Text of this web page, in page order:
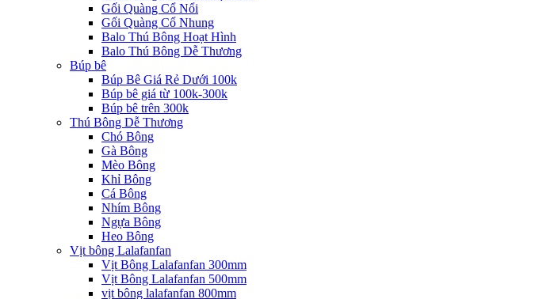
Gối Quàng Cổ Nổi
Gối Quàng Cổ Nhung
Balo Thú Bông Hoạt Hình
Balo Thú Bông Dễ Thương
Búp bê
Búp Bê Giá Rẻ Dưới 100k
Búp bê giá từ 100k-300k
Búp bê trên 300k
Thú Bông Dễ Thương
Chó Bông
Gà Bông
Mèo Bông
Khỉ Bông
Cá Bông
Nhím Bông
Ngựa Bông
Heo Bông
Vịt bông Lalafanfan
Vịt Bông Lalafanfan 300mm
Vịt Bông Lalafanfan 500mm
vịt bông lalafanfan 800mm